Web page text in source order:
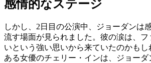
感情的なステージ
しかし、2日目の公演中、ジョーダンは
流す場面が見られました。彼の涙は、フ
いという強い思いから来ていたのかも
ある女優のチェリー・インは、ジョー